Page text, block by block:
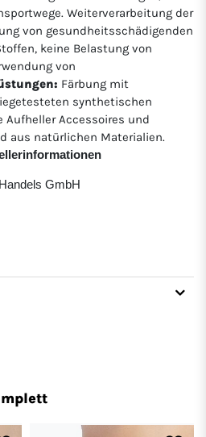
Weiterverarbeitung der
von gesundheitsschädigenden
keine Belastung von
von
Färbung mit
synthetischen
Accessoires und
aus natürlichen Materialien.
GmbH